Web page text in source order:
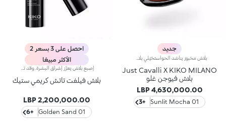
جديد
Just Cavalli X KIKO MILANO
بلاش فيوجن غلو
4,630,000.00 LBP
01 Sunlit Mocha
+3
احصل على 3 بسعر 2
الأكثر مبيعًا
بلاش فيلفت تاتش كريمي ستيك
2,200,000.00 LBP
01 Golden Sand
+6